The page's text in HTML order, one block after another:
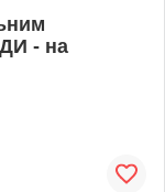
- на